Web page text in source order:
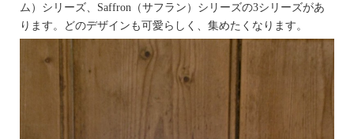
ム）シリーズ、Saffron（サフラン）シリーズの3シリーズがあ
ります。どのデザインも可愛らしく、集めたくなります。